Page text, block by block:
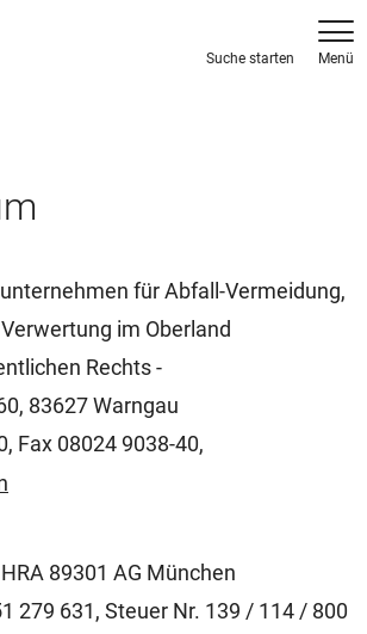
für Abfall-Vermeidung,
im Oberland
Rechts -
83627 Warngau
Fax 08024 9038-40,
89301 AG München
279 631, Steuer Nr. 139 / 114 / 800